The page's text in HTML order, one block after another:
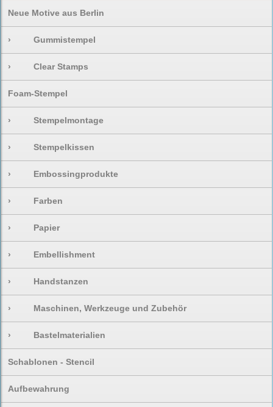
Neue Motive aus Berlin
› Gummistempel
› Clear Stamps
Foam-Stempel
› Stempelmontage
› Stempelkissen
› Embossingprodukte
› Farben
› Papier
› Embellishment
› Handstanzen
› Maschinen, Werkzeuge und Zubehör
› Bastelmaterialien
Schablonen - Stencil
Aufbewahrung